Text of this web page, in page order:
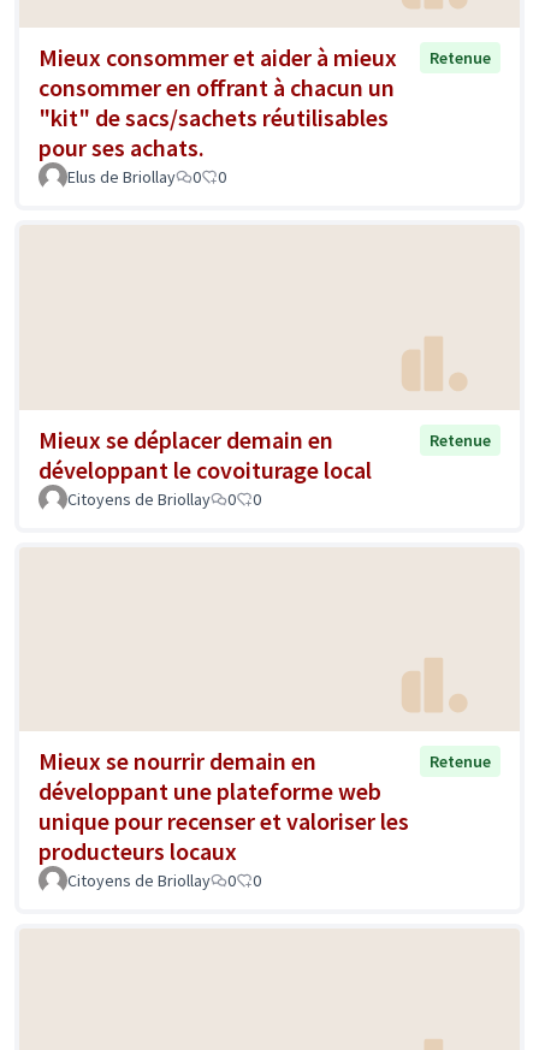
Mieux consommer et aider à mieux
consommer en offrant à chacun un
"kit" de sacs/sachets réutilisables
pour ses achats.
Retenue
Elus de Briollay 0 0
Mieux se déplacer demain en
développant le covoiturage local
Retenue
Citoyens de Briollay 0 0
Mieux se nourrir demain en
développant une plateforme web
unique pour recenser et valoriser les
producteurs locaux
Retenue
Citoyens de Briollay 0 0